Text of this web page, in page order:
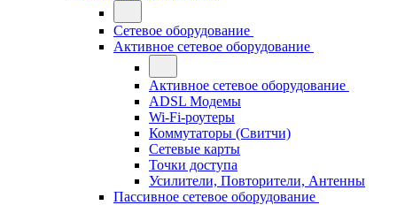
Сетевое оборудование
Активное сетевое оборудование
Активное сетевое оборудование
ADSL Модемы
Wi-Fi-роутеры
Коммутаторы (Свитчи)
Сетевые карты
Точки доступа
Усилители, Повторители, Антенны
Пассивное сетевое оборудование